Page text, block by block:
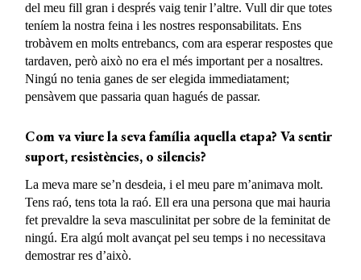
del meu fill gran i després vaig tenir l’altre. Vull dir que totes
teníem la nostra feina i les nostres responsabilitats. Ens
trobàvem en molts entrebancs, com ara esperar respostes que
tardaven, però això no era el més important per a nosaltres.
Ningú no tenia ganes de ser elegida immediatament;
pensàvem que passaria quan hagués de passar.
Com va viure la seva família aquella etapa? Va sentir
suport, resistències, o silencis?
La meva mare se’n desdeia, i el meu pare m’animava molt.
Tens raó, tens tota la raó. Ell era una persona que mai hauria
fet prevaldre la seva masculinitat per sobre de la feminitat de
ningú. Era algú molt avançat pel seu temps i no necessitava
demostrar res d’això.